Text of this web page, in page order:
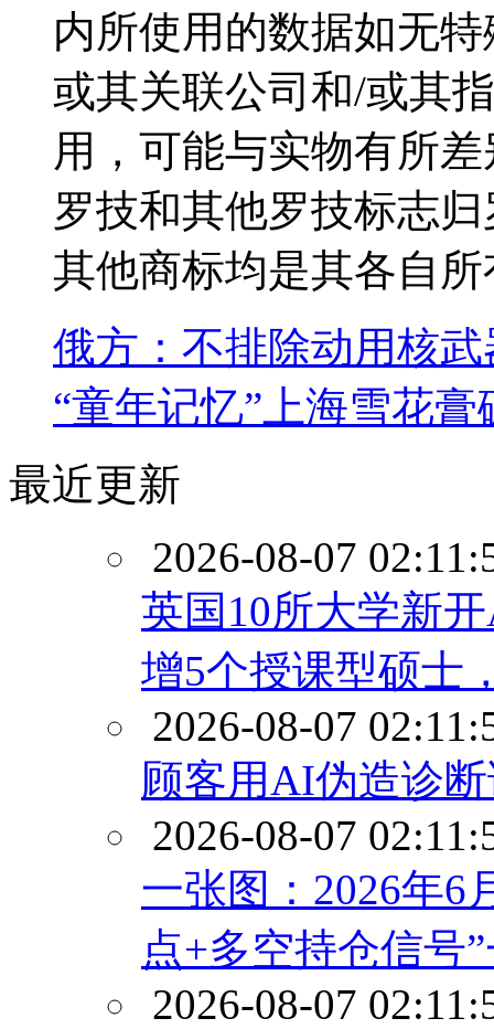
内所使用的数据如无
或其关联公司和/或其
用，可能与实物有所
罗技和其他罗技标志
其他商标均是其各自
俄方：不排除动用核武
“童年记忆”上海雪花膏
最近更新
2026-08-07
英国10所大学新
增5个授课型硕士
2026-08-07
顾客用AI伪造诊
2026-08-07
一张图：2026年6
点+多空持仓信号
2026-08-07